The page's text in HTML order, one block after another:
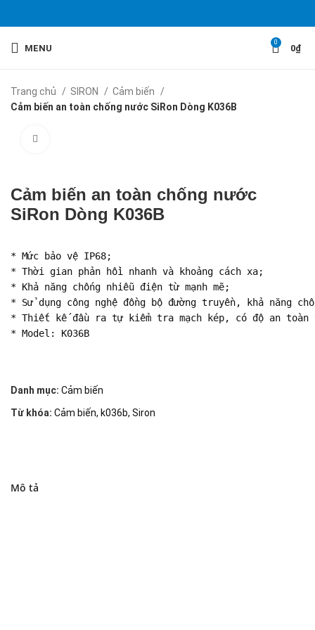
MENU
0
0₫
Trang chủ SIRON
Cảm biến
Cảm biến an toàn chống nước SiRon Dòng K036B
Cảm biến an toàn chống nước
SiRon Dòng K036B
* Mức bảo vệ IP68;
* Thời gian phản hồi nhanh và khoảng cách xa;
* Khả năng chống nhiễu điện từ mạnh mẽ;
* Sử dụng công nghệ đồng bộ đường truyền, khả năng
* Thiết kế đầu ra tự kiểm tra mạch kép, có độ an
* Model: K036B
Danh mục: Cảm biến
Từ khóa: Cảm biến, k036b, Siron
Mô tả